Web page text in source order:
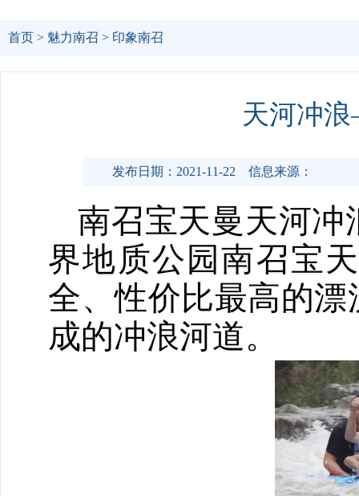
首页 > 魅力南召 > 印象南召
天河冲
发布日期：2021-11-22 信息来源：
南召宝天曼天河冲
界地质公园南召宝
全、性价比最高的
成的冲浪河道。